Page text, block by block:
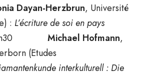
Dayan-Herzbrun, Université
: L’écriture de soi en pays
15h30 Michael Hofmann,
(Etudes
interkulturell : Die